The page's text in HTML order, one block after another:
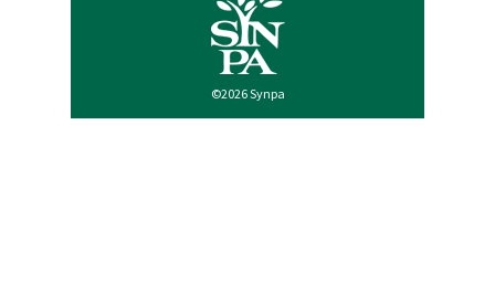
©2026 Synpa